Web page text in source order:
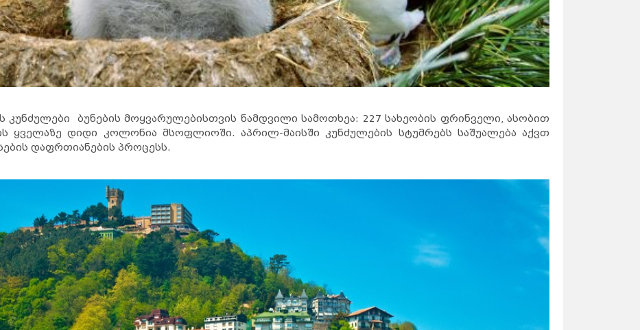
ბუნების მოყვარულებისთვის ნამდვილი სამოთხეა: 227 სახეობის ფრინველი, ასობით
ყველაზე დიდი კოლონია მსოფლიოში. აპრილ-მაისში კუნძულების სტუმრებს საშუალება აქვთ
დაფრთიანების პროცესს.